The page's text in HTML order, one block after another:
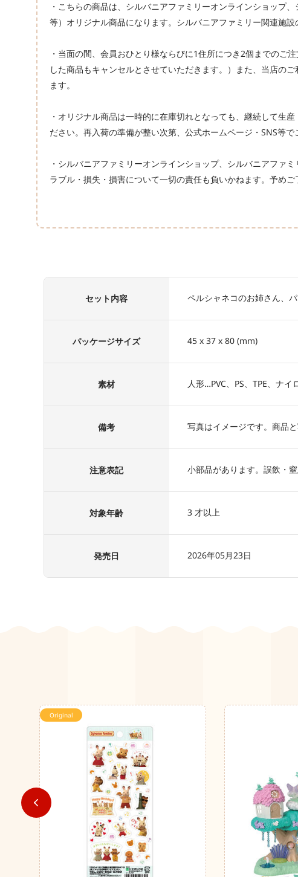
・こちらの商品は、シルバニアファミリーオンラインショップ
等）オリジナル商品になります。シルバニアファミリー関連施
・当面の間、会員おひとり様ならびに1住所につき2個までのご
した商品もキャンセルとさせていただきます。）また、当店の
ます。
・オリジナル商品は一時的に在庫切れとなっても、継続して生
ださい。再入荷の準備が整い次第、公式ホームページ・SNS等
・シルバニアファミリーオンラインショップ、シルバニアファ
ラブル・損失・損害について一切の責任も負いかねます。予めご
セット内容 ペルシャネコのお姉さん、
パッケージサイズ 45 x 37 x 80 (mm)
素材 人形…PVC、PS、TPE、ナ
備考 写真はイメージです。商品
注意表記 小部品があります。誤飲・
対象年齢 3 才以上
発売日 2026年05月23日
Original